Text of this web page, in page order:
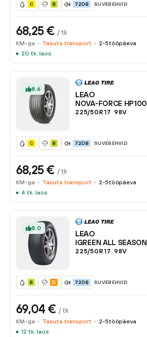
C B 72DB SUVEREHVID
68,25 € / tk
KM-ga Tasuta transport 2-5tööpäeva
20 tk. laos
8.6
LEAO
NOVA-FORCE HP100
225/50R17 98V
C B 72DB SUVEREHVID
68,25 € / tk
KM-ga Tasuta transport 2-5tööpäeva
4 tk. laos
8.0
LEAO
IGREEN ALL SEASON
225/50R17 98V
B D 72DB SUVEREHVID
69,04 € / tk
KM-ga Tasuta transport 2-5tööpäeva
12 tk. laos